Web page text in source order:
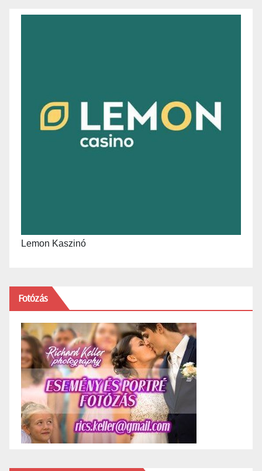
Lemon Kaszinó
Fotózás